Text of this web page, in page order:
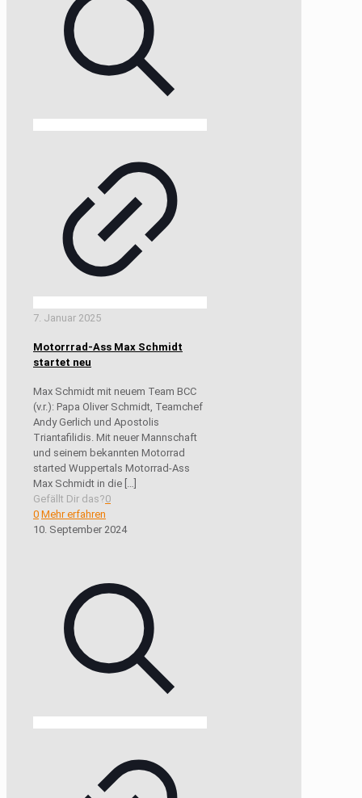
7. Januar 2025
Motorrrad-Ass Max Schmidt
startet neu
Max Schmidt mit neuem Team BCC
(v.r.): Papa Oliver Schmidt, Teamchef
Andy Gerlich und Apostolis
Triantafilidis. Mit neuer Mannschaft
und seinem bekannten Motorrad
started Wuppertals Motorrad-Ass
Max Schmidt in die […]
Gefällt Dir das?0
0 Mehr erfahren
10. September 2024